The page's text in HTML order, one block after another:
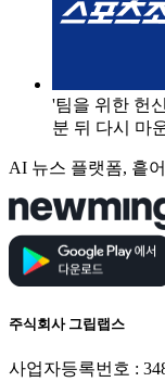
'팀을 위한 헌
분 뒤 다시 마
AI 뉴스 플랫폼, 흩
주식회사 그립랩스
사업자등록번호 :